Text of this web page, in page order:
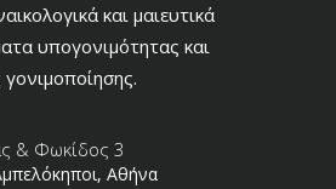
και μαιευτικά
υπογονιμότητας και
& Φωκίδος 3
Αθήνα